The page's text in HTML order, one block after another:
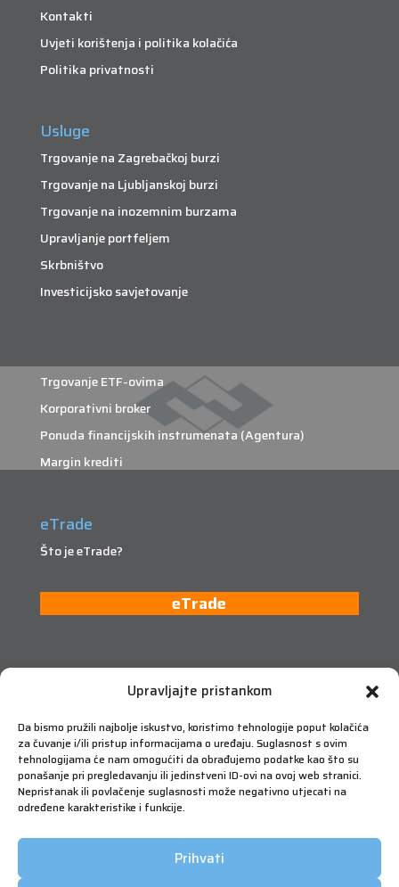
Upravljajte pristankom
Da bismo pružili najbolje iskustvo, koristimo tehnologije poput kolačića
za čuvanje i/ili pristup informacijama o uređaju. Suglasnost s ovim
tehnologijama će nam omogućiti da obrađujemo podatke kao što su
ponašanje pri pregledavanju ili jedinstveni ID-ovi na ovoj web stranici.
Nepristanak ili povlačenje suglasnosti može negativno utjecati na
određene karakteristike i funkcije.
Prihvati
Kontakti
Uvjeti korištenja i politika kolačića
Politika privatnosti
Usluge
Trgovanje na Zagrebačkoj burzi
Trgovanje na Ljubljanskoj burzi
Trgovanje na inozemnim burzama
Upravljanje portfeljem
Skrbništvo
Investicijsko savjetovanje
Trgovanje ETF-ovima
Korporativni broker
Ponuda financijskih instrumenata (Agentura)
Margin krediti
eTrade
Što je eTrade?
eTrade